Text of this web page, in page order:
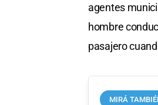
agentes
hombre
pasajero
MIRÁ